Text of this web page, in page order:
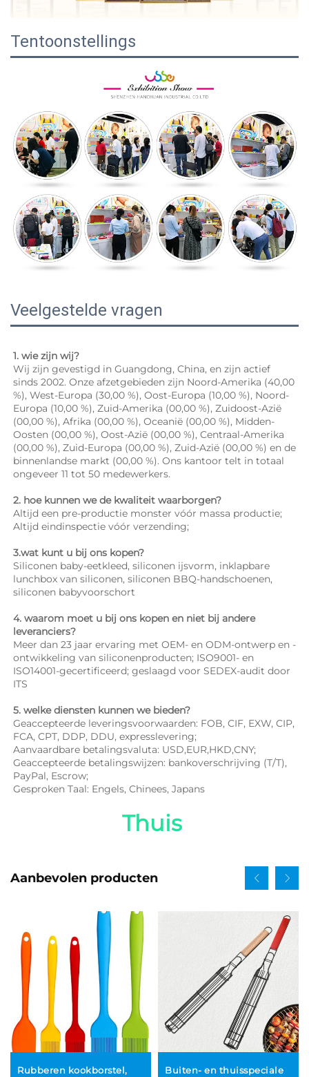
Tentoonstellings
Veelgestelde vragen
1. wie zijn wij?
Wij zijn gevestigd in Guangdong, China, en zijn actief
sinds 2002. Onze afzetgebieden zijn Noord-Amerika (40,00
%), West-Europa (30,00 %), Oost-Europa (10,00 %), Noord-
Europa (10,00 %), Zuid-Amerika (00,00 %), Zuidoost-Azië
(00,00 %), Afrika (00,00 %), Oceanië (00,00 %), Midden-
Oosten (00,00 %), Oost-Azië (00,00 %), Centraal-Amerika
(00,00 %), Zuid-Europa (00,00 %), Zuid-Azië (00,00 %) en de
binnenlandse markt (00,00 %). Ons kantoor telt in totaal
ongeveer 11 tot 50 medewerkers.
2. hoe kunnen we de kwaliteit waarborgen?
Altijd een pre-productie monster vóór massa productie;
Altijd eindinspectie vóór verzending;
3.wat kunt u bij ons kopen?
Siliconen baby-eetkleed, siliconen ijsvorm, inklapbare
lunchbox van siliconen, siliconen BBQ-handschoenen,
siliconen babyvoorschort
4. waarom moet u bij ons kopen en niet bij andere
leveranciers?
Meer dan 23 jaar ervaring met OEM- en ODM-ontwerp en -
ontwikkeling van siliconenproducten; ISO9001- en
ISO14001-gecertificeerd; geslaagd voor SEDEX-audit door
ITS
5. welke diensten kunnen we bieden?
Geaccepteerde leveringsvoorwaarden: FOB, CIF, EXW, CIP,
FCA, CPT, DDP, DDU, expresslevering;
Aanvaardbare betalingsvaluta: USD,EUR,HKD,CNY;
Geaccepteerde betalingswijzen: bankoverschrijving (T/T),
PayPal, Escrow;
Gesproken Taal: Engels, Chinees, Japans
Thuis
Aanbevolen producten
Rubberen kookborstel,
Buiten- en thuisspeciale